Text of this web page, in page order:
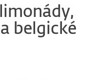
belgické